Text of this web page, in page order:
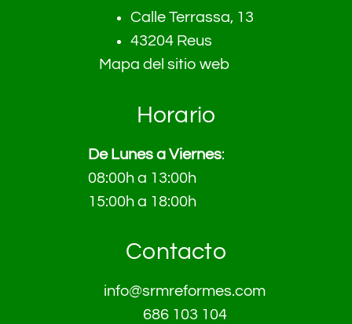
Calle Terrassa, 13
43204 Reus
Mapa del sitio web
Horario
De Lunes a Viernes:
08:00h a 13:00h
15:00h a 18:00h
Contacto
info@srmreformes.com
686 103 104